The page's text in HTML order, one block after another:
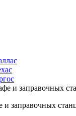
и заправочных